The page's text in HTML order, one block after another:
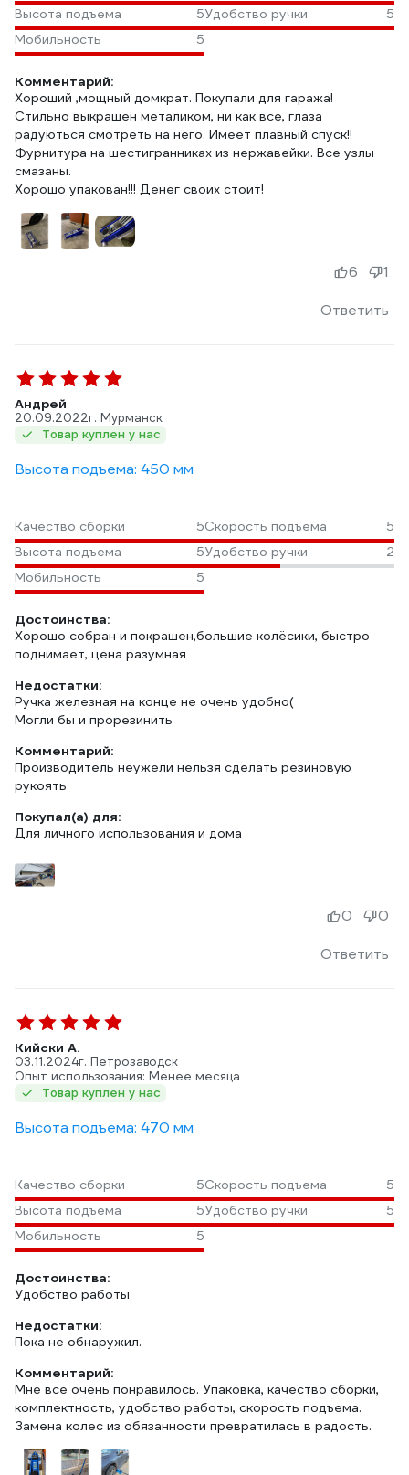
Высота подъема 5Удобство ручки
5
Мобильность
5
Комментарий:
Хороший ,мощный домкрат. Покупали для гаража!
Стильно выкрашен металиком, ни как все, глаза
радуються смотреть на него. Имеет плавный спуск!!
Фурнитура на шестигранниках из нержавейки. Все узлы
смазаны.
Хорошо упакован!!! Денег своих стоит!
Ответить
6 1
Андрей
20.09.2022г. Мурманск
Товар куплен у нас
Высота подъема: 450 мм
Качество сборки 5Скорость подъема
5
Высота подъема
5Удобство ручки
2
Мобильность
5
Достоинства:
Хорошо собран и покрашен,большие колёсики, быстро
поднимает, цена разумная
Недостатки:
Ручка железная на конце не очень удобно(
Могли бы и прорезинить
Комментарий:
Производитель неужели нельзя сделать резиновую
рукоять
Покупал(а) для:
Для личного использования и дома
Ответить
0 0
Кийски А.
03.11.2024г. Петрозаводск
Опыт использования: Менее месяца
Товар куплен у нас
Высота подъема: 470 мм
Качество сборки 5Скорость подъема
5
Высота подъема
5Удобство ручки
5
Мобильность
5
Достоинства:
Удобство работы
Недостатки:
Пока не обнаружил.
Комментарий:
Мне все очень понравилось. Упаковка, качество сборки,
комплектность, удобство работы, скорость подъема.
Замена колес из обязанности превратилась в радость.